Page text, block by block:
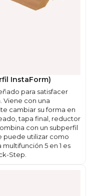
InstaForm)
para satisfacer
Viene con una
cambiar su forma en
tapa final, reductor
con un subperfil
puede utilizar como
5 en 1 es
Step.